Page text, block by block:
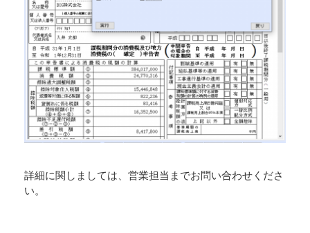
詳細に関しましては、営業担当までお問い合わせくださ
い。